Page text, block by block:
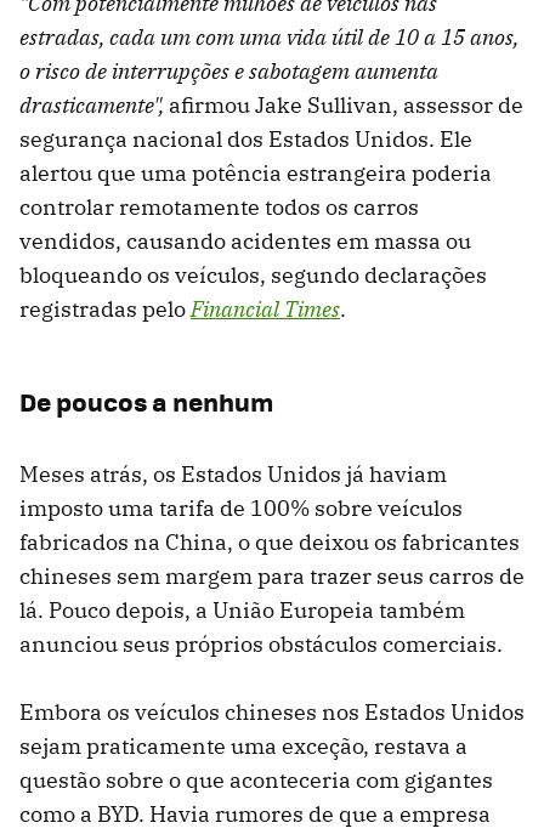
estradas, cada um com uma vida útil de 10 a 15 anos,
o risco de interrupções e sabotagem aumenta
drasticamente", afirmou Jake Sullivan, assessor de
segurança nacional dos Estados Unidos. Ele
alertou que uma potência estrangeira poderia
controlar remotamente todos os carros
vendidos, causando acidentes em massa ou
bloqueando os veículos, segundo declarações
registradas peloFinancial Times.
De poucos a nenhum
Meses atrás, os Estados Unidos já haviam
imposto uma tarifa de 100% sobre veículos
fabricados na China, o que deixou os fabricantes
chineses sem margem para trazer seus carros de
lá. Pouco depois, a União Europeia também
anunciou seus próprios obstáculos comerciais.
Embora os veículos chineses nos Estados Unidos
sejam praticamente uma exceção, restava a
questão sobre o que aconteceria com gigantes
como a BYD. Havia rumores de que a empresa